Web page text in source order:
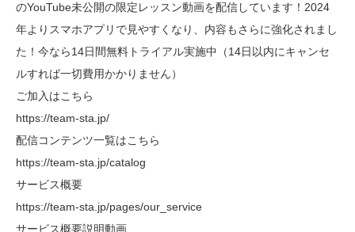
のYouTube未公開の限定レッスン動画を配信しています！2024
年よりスマホアプリで見やすくなり、内容もさらに強化されまし
た！今なら14日間無料トライアル実施中（14日以内にキャンセ
ルすれば一切費用かかりません）
ご加入はこちら
https://team-sta.jp/
配信コンテンツ一覧はこちら
https://team-sta.jp/catalog
サービス概要
https://team-sta.jp/pages/our_service
サービス概要説明動画